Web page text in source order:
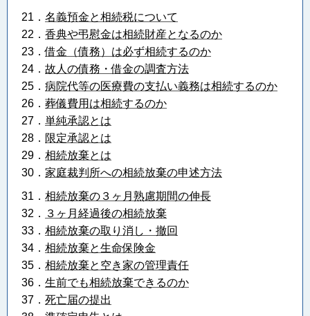
21． 名義預金と相続税について
22． 香典や弔慰金は相続財産となるのか
23．借金（債務）は必ず相続するのか
24． 故人の債務・借金の調査方法
25． 病院代等の医療費の支払い義務は相続するのか
26． 葬儀費用は相続するのか
27． 単純承認とは
28． 限定承認とは
29． 相続放棄とは
30． 家庭裁判所への相続放棄の申述方法
31． 相続放棄の３ヶ月熟慮期間の伸長
32．
３ヶ月経過後の相続放棄
33． 相続放棄の取り消し・撤回
34． 相続放棄と生命保険金
35． 相続放棄と空き家の管理責任
36． 生前でも相続放棄できるのか
37． 死亡届の提出